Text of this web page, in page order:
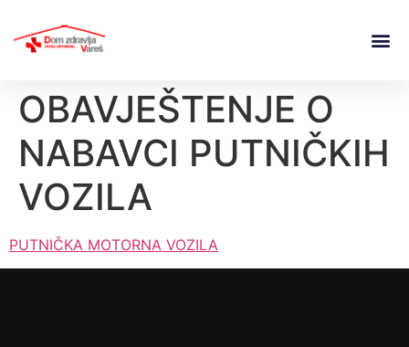
OBAVJEŠTENJE O
NABAVCI PUTNIČKIH
VOZILA
PUTNIČKA MOTORNA VOZILA